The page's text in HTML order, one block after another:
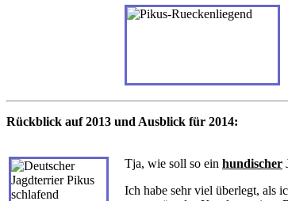
Rückblick auf 2013 und Ausblick für 2014:
Tja, wie soll so ein hundischer
Ich habe sehr viel überlegt, als